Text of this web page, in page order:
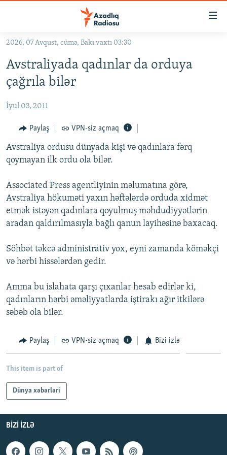
Əsas
qayıt
Əsas
naviqasiyaya
qayıt
KORRUPSIOMETR
#ƏSLINDƏ
FƏRQƏ BAX
QANUNI DOĞRU
ARAŞDIRMA
MULTIMEDIA
VIDEO
FOTOQALEREYA
KARIKATURA
RADIO ARXIV
OXU ZALI
İSLAM VƏ DEMOKRATIYA
HAQQIMIZDA
PEŞƏ ETIKASI VƏ JURNALISTIKA STANDARTLARIMIZ
AZADLIQRADIOSU MOBIL TELEFONUNUZDA
BIZIMLƏ ƏLAQƏ
BIZI IZLƏ
RFE/RL-in bütün saytları
2026, 07 Avqust, cümə, Bakı vaxtı 03:30
Avstraliyada qadınlar da orduya
çağrıla bilər
İyul 03, 2011
Paylaş VPN-siz açmaq
Avstraliya ordusu dünyada kişi və qadınlara fərq
qoymayan ilk ordu ola bilər.
Associated Press agentliyinin məlumatına görə,
Avstraliya hökuməti yaxın həftələrdə orduda xidmət
etmək istəyən qadınlara qoyulmuş məhdudiyyətlərin
aradan qaldırılmasıyla bağlı qanun layihəsinə baxacaq.
Söhbət təkcə administrativ yox, eyni zamanda köməkçi
və hərbi hissələrdən gedir.
Amma bu islahata qarşı çıxanlar hesab edirlər ki,
qadınların hərbi əməliyyatlarda iştirakı ağır itkilərə
səbəb ola bilər.
Paylaş VPN-siz açmaq Bizi izlə
This item is part of
Dünya xəbərləri
BIZI IZLƏ